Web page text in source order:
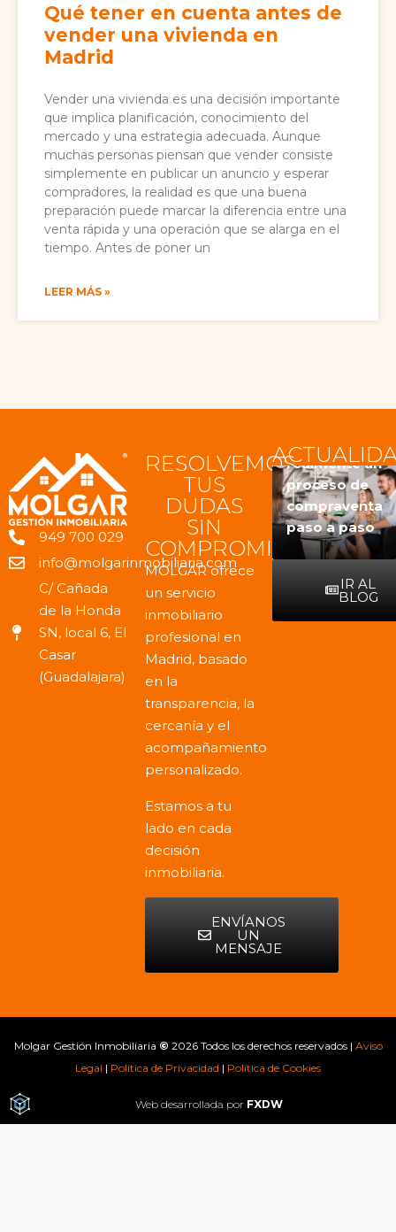
Qué tener en cuenta antes de
vender una vivienda en
Madrid
Vender una vivienda es una decisión importante
que implica planificación, conocimiento del
mercado y una estrategia adecuada. Aunque
muchas personas piensan que vender consiste
simplemente en publicar un anuncio y esperar
compradores, la realidad es que una buena
preparación puede marcar la diferencia entre una
venta rápida y una operación que se alarga en el
tiempo. Antes de poner un
LEER MÁS »
949 700 029
info@molgarinmobiliaria.com
C/ Cañada
de la Honda
SN, local 6, El
Casar
(Guadalajara)
RESOLVEMOS
TUS
DUDAS
SIN
COMPROMISO
MOLGAR ofrece
un servicio
inmobiliario
profesional en
Madrid, basado
en la
transparencia, la
cercanía y el
acompañamiento
personalizado.
Estamos a tu
lado en cada
decisión
inmobiliaria.
ENVÍANOS
UN
MENSAJE
cuenta antes
de vender
una vivienda
en Madrid
conviene
hacerse
estas
preguntas
realmente un
proceso de
compraventa
paso a paso
IR AL
BLOG
Molgar Gestión Inmobiliaria © 2026 Todos los derechos reservados | Aviso
Legal | Política de Privacidad | Política de Cookies
Web desarrollada por FXDW